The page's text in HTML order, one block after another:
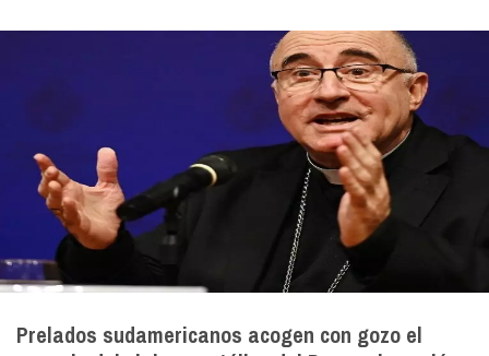
Prelados sudamericanos acogen con gozo el